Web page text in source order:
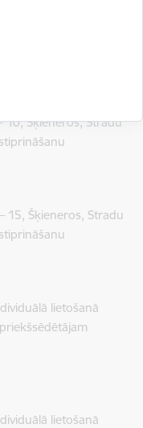
10, Šķieneros, Stradu
15, Šķieneros, Stradu
lietošanā
lietošanā